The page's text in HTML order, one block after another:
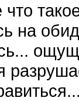
что
на